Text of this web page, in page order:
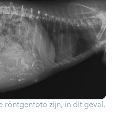
röntgenfoto zijn, in dit geval,